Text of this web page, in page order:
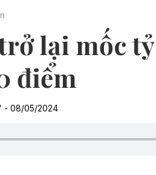
lại mốc
điểm
- 08/05/2024